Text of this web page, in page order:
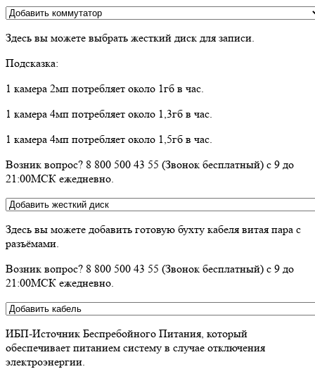
Здесь вы можете выбрать жесткий диск для записи.
Подсказка:
1 камера 2мп потребляет около 1гб в час.
1 камера 4мп потребляет около 1,3гб в час.
1 камера 4мп потребляет около 1,5гб в час.
Возник вопрос? 8 800 500 43 55 (Звонок бесплатный) с 9 до
21:00МСК ежедневно.
Здесь вы можете добавить готовую бухту кабеля витая пара с
разъёмами.
Возник вопрос? 8 800 500 43 55 (Звонок бесплатный) с 9 до
21:00МСК ежедневно.
ИБП-Источник Беспребойного Питания, который
обеспечивает питанием систему в случае отключения
электроэнергии.